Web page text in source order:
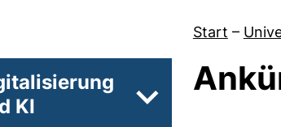
Start –
KI
Unterseiten von